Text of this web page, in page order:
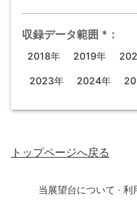
収録データ範囲 * ：
2018年 2019年
2023年 2024年
トップページへ戻る
当展望台について · 利